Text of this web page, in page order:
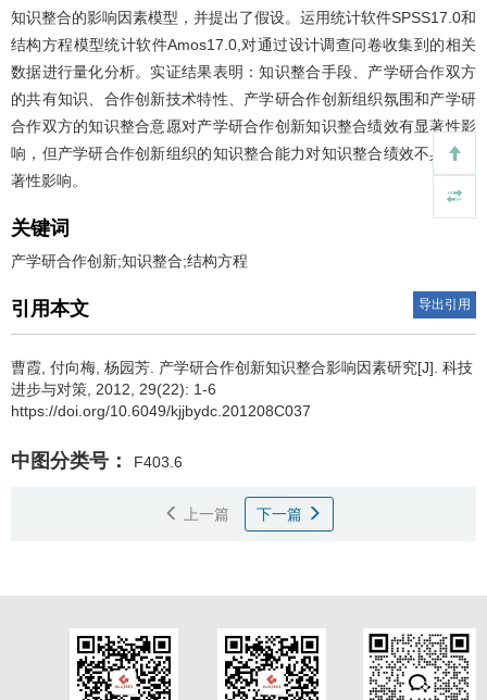
知识整合的影响因素模型，并提出了假设。运用统计软件SPSS17.0和
结构方程模型统计软件Amos17.0,对通过设计调查问卷收集到的相关
数据进行量化分析。实证结果表明：知识整合手段、产学研合作双方
的共有知识、合作创新技术特性、产学研合作创新组织氛围和产学研
合作双方的知识整合意愿对产学研合作创新知识整合绩效有显著性影
响，但产学研合作创新组织的知识整合能力对知识整合绩效不具有显
著性影响。
关键词
产学研合作创新;知识整合;结构方程
引用本文 导出引用
曹霞 付向梅 杨园芳 产学研合作创新知识整合影响因素研究[J]. 科技
进步与对策, 2012, 29(22): 1-6
https://doi.org/10.6049/kjjbydc.201208C037
中图分类号： F403.6
上一篇 下一篇